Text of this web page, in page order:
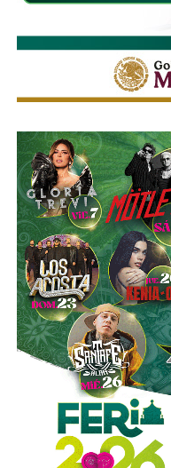
borradas -ahí te
videos que circularon
los casos, la
del límite permitido
.
Sí hubo un fallo grande
viales municipales
y no colocaron la señal
de los tormentos.
Sigue existiendo
autoridades para
no solo ahí, sino en
opacas, mal